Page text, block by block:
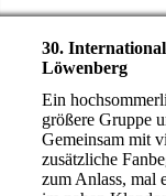
30.
Löwenberg
Ein
größere Gruppe
Gemeinsam mit
zusätzliche
zum Anlass, mal